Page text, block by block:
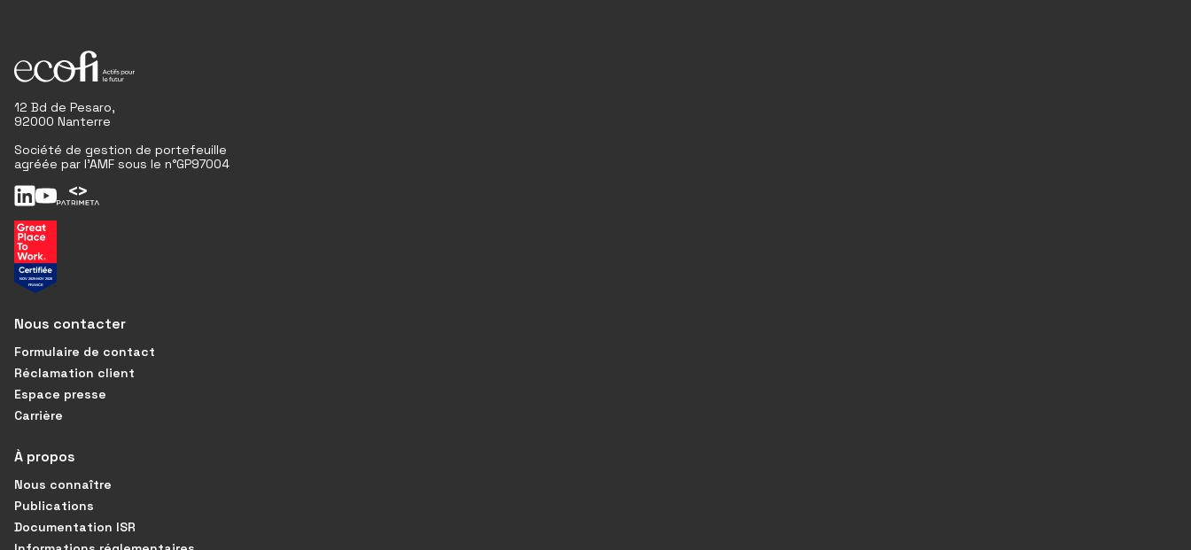
12 Bd de Pesaro,
92000 Nanterre
Société de gestion de portefeuille
agréée par l'AMF sous le n°GP97004
Nous contacter
Formulaire de contact
Réclamation client
Espace presse
Carrière
À propos
Nous connaître
Publications
Documentation ISR